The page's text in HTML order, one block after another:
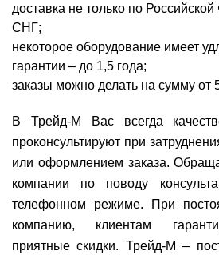
доставка не только по
СНГ;
некоторое оборудование имеет
гарантии – до 1,5 года;
заказы можно делать на сумму от
В Трейд-М Вас всегда
проконсультируют при
или оформлением заказа.
компании по поводу
телефонном режиме. При
компанию, клиентам
приятные скидки. Трейд-М –